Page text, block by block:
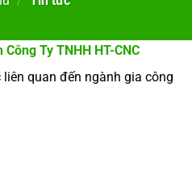
Ty TNHH HT-CNC
quan đến ngành gia công